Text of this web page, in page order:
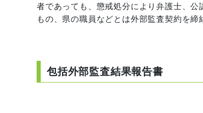
者であっても、懲戒処分により弁護士、
もの、県の職員などとは外部監査契約を締
包括外部監査結果報告書